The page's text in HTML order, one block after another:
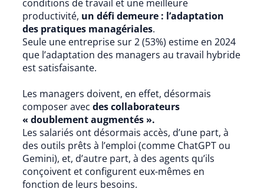
conditions de travail et une meilleure
productivité, un défi demeure : l’adaptation
des pratiques managériales.
Seule une entreprise sur 2 (53%) estime en 2024
que l’adaptation des managers au travail hybride
est satisfaisante.
Les managers doivent, en effet, désormais
composer avecdes collaborateurs
« doublement augmentés ».
Les salariés ont désormais accès, d’une part, à
des outils prêts à l’emploi (comme ChatGPT ou
Gemini), et, d’autre part, à des agents qu’ils
conçoivent et configurent eux-mêmes en
fonction de leurs besoins.